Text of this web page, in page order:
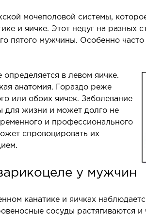
ЗАБОЛЕВАНИЯ
горла и гортани
носа
мочеполовой системы,
и яичке. Этот недуг на разных
пятого мужчины. Особенно
в левом яичке.
анатомия. Гораздо реже
или обоих яичек. Заболевание
для жизни и может долго не
и профессионального
спровоцировать их
у мужчин
канатике и яичках
сосуды растягиваются